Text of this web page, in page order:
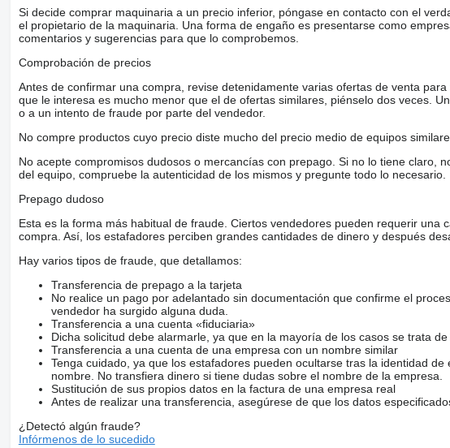
Si decide comprar maquinaria a un precio inferior, póngase en contacto con el
el propietario de la maquinaria. Una forma de engaño es presentarse como
comentarios y sugerencias para que lo comprobemos.
Comprobación de precios
Antes de confirmar una compra, revise detenidamente varias ofertas de venta
que le interesa es mucho menor que el de ofertas similares, piénselo dos veces.
o a un intento de fraude por parte del vendedor.
No compre productos cuyo precio diste mucho del precio medio de equipos
No acepte compromisos dudosos o mercancías con prepago. Si no lo tiene claro,
del equipo, compruebe la autenticidad de los mismos y pregunte todo lo necesario.
Prepago dudoso
Esta es la forma más habitual de fraude. Ciertos vendedores pueden requerir
compra. Así, los estafadores perciben grandes cantidades de dinero y después
Hay varios tipos de fraude, que detallamos:
Transferencia de prepago a la tarjeta
No realice un pago por adelantado sin documentación que confirme el
vendedor ha surgido alguna duda.
Transferencia a una cuenta «fiduciaria»
Dicha solicitud debe alarmarle, ya que en la mayoría de los casos se trata
Transferencia a una cuenta de una empresa con un nombre similar
Tenga cuidado, ya que los estafadores pueden ocultarse tras la identidad
nombre. No transfiera dinero si tiene dudas sobre el nombre de la empresa.
Sustitución de sus propios datos en la factura de una empresa real
Antes de realizar una transferencia, asegúrese de que los datos
¿Detectó algún fraude?
Infórmenos de lo sucedido